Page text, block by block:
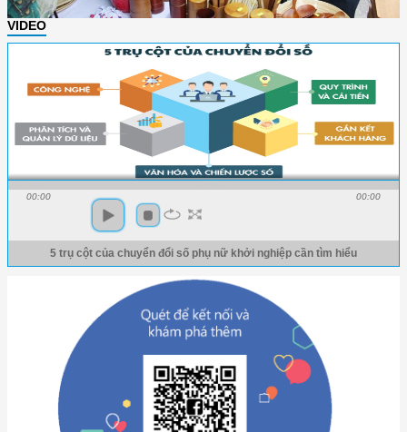
VIDEO
00:00 00:00
5 trụ cột của chuyển đổi số phụ nữ khởi nghiệp cần tìm hiểu